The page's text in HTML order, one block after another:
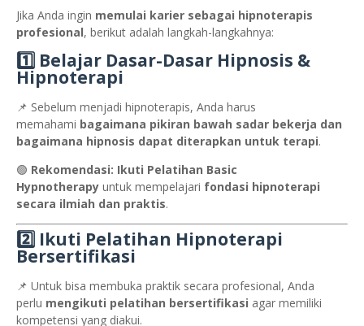
Jika Anda ingin memulai karier sebagai hipnoterapis
profesional, berikut adalah langkah-langkahnya:
1️⃣ Belajar Dasar-Dasar Hipnosis &
Hipnoterapi
📌 Sebelum menjadi hipnoterapis, Anda harus
memahami bagaimana pikiran bawah sadar bekerja dan
bagaimana hipnosis dapat diterapkan untuk terapi.
🟢 Rekomendasi: Ikuti Pelatihan Basic
Hypnotherapy untuk mempelajari fondasi hipnoterapi
secara ilmiah dan praktis.
2️⃣ Ikuti Pelatihan Hipnoterapi
Bersertifikasi
📌 Untuk bisa membuka praktik secara profesional, Anda
perlu mengikuti pelatihan bersertifikasi agar memiliki
kompetensi yang diakui.